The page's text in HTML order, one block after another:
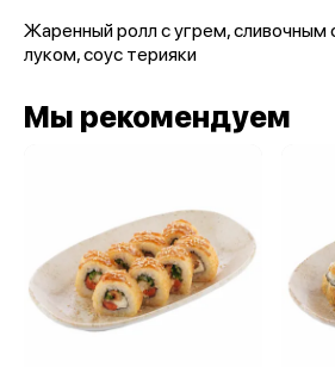
Жаренный ролл с угрем,
луком, соус терияки
Мы рекомендуем